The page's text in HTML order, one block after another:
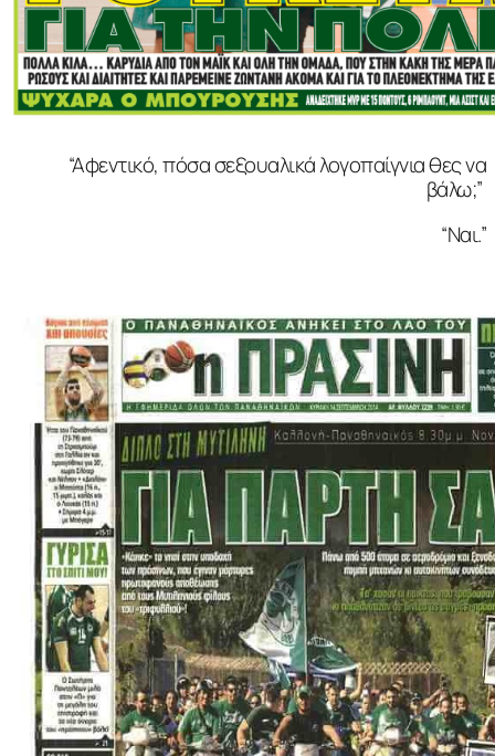
“Αφεντικό, πόσα σεξουαλικά λογοπαίγνια θες να
βάλω;”
“Ναι.”